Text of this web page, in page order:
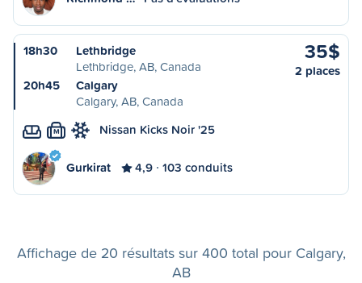
18h30
Lethbridge
Lethbridge, AB, Canada
20h45
Calgary
Calgary, AB, Canada
35$
2 places
M Nissan Kicks Noir '25
Gurkirat 4,9 103 conduits
Affichage de 20 résultats sur 400 total pour Calgary,
AB